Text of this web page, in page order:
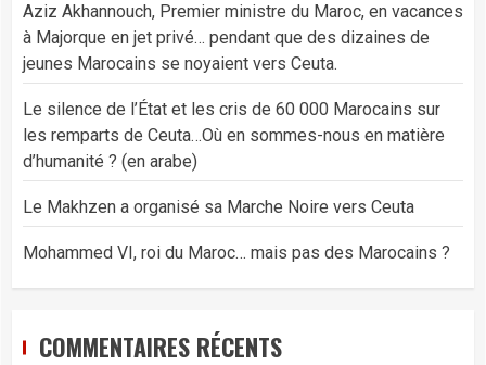
Aziz Akhannouch, Premier ministre du Maroc, en vacances
à Majorque en jet privé… pendant que des dizaines de
jeunes Marocains se noyaient vers Ceuta.
Le silence de l’État et les cris de 60 000 Marocains sur
les remparts de Ceuta…Où en sommes-nous en matière
d’humanité ? (en arabe)
Le Makhzen a organisé sa Marche Noire vers Ceuta
Mohammed VI, roi du Maroc… mais pas des Marocains ?
COMMENTAIRES RÉCENTS